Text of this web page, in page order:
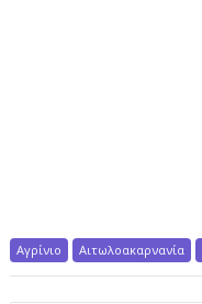
Αγρίνιο Αιτωλοακαρνανία